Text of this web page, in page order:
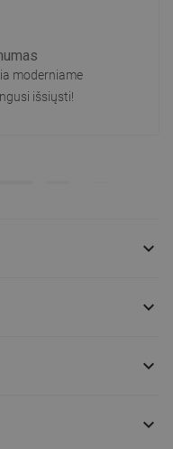
moderniame
išsiųsti!



